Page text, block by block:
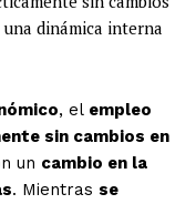
dinámica interna
, el empleo
sin cambios en
un cambio en la
. Mientras se